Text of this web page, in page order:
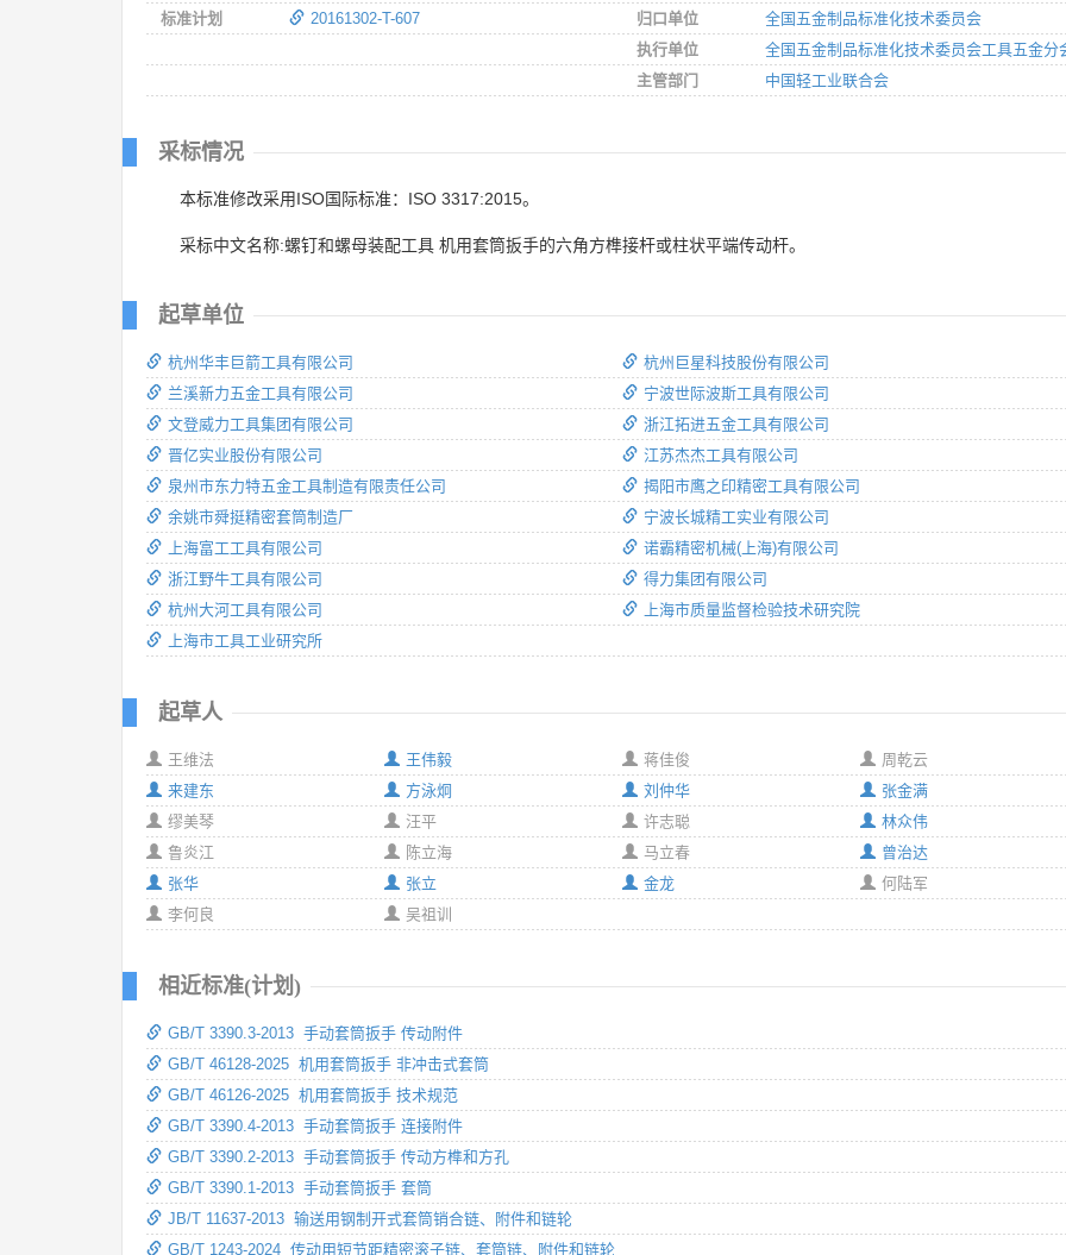
标准计划
20161302-T-607
归口单位
全国五金制品标准化技术委员会
执行单位
全国五金制品标准化技术委员会工具五金分
主管部门
中国轻工业联合会
采标情况
本标准修改采用ISO国际标准：ISO 3317:2015。
采标中文名称:螺钉和螺母装配工具 机用套筒扳手的六角方榫接杆或柱状平端传动杆。
起草单位
杭州华丰巨箭工具有限公司
兰溪新力五金工具有限公司
文登威力工具集团有限公司
晋亿实业股份有限公司
泉州市东力特五金工具制造有限责任公司
余姚市舜挺精密套筒制造厂
上海富工工具有限公司
浙江野牛工具有限公司
杭州大河工具有限公司
上海市工具工业研究所
杭州巨星科技股份有限公司
宁波世际波斯工具有限公司
浙江拓进五金工具有限公司
江苏杰杰工具有限公司
揭阳市鹰之印精密工具有限公司
宁波长城精工实业有限公司
诺霸精密机械(上海)有限公司
得力集团有限公司
上海市质量监督检验技术研究院
起草人
王维法
王伟毅
来建东
方泳炯
缪美琴
汪平
鲁炎江
陈立海
张华
张立
李何良
吴祖训
蒋佳俊
周乾云
刘仲华
张金满
许志聪
林众伟
马立春
曾治达
金龙
何陆军
相近标准(计划)
GB/T 3390.3-2013 手动套筒扳手 传动附件
GB/T 46128-2025 机用套筒扳手 非冲击式套筒
GB/T 46126-2025 机用套筒扳手 技术规范
GB/T 3390.4-2013 手动套筒扳手 连接附件
GB/T 3390.2-2013 手动套筒扳手 传动方榫和方孔
GB/T 3390.1-2013 手动套筒扳手 套筒
JB/T 11637-2013 输送用钢制开式套筒销合链、附件和链轮
GB/T 1243-2024 传动用短节距精密滚子链、套筒链、附件和链轮